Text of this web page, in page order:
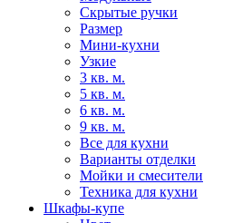
Скрытые ручки
Размер
Мини-кухни
Узкие
3 кв. м.
5 кв. м.
6 кв. м.
9 кв. м.
Все для кухни
Варианты отделки
Мойки и смесители
Техника для кухни
Шкафы-купе